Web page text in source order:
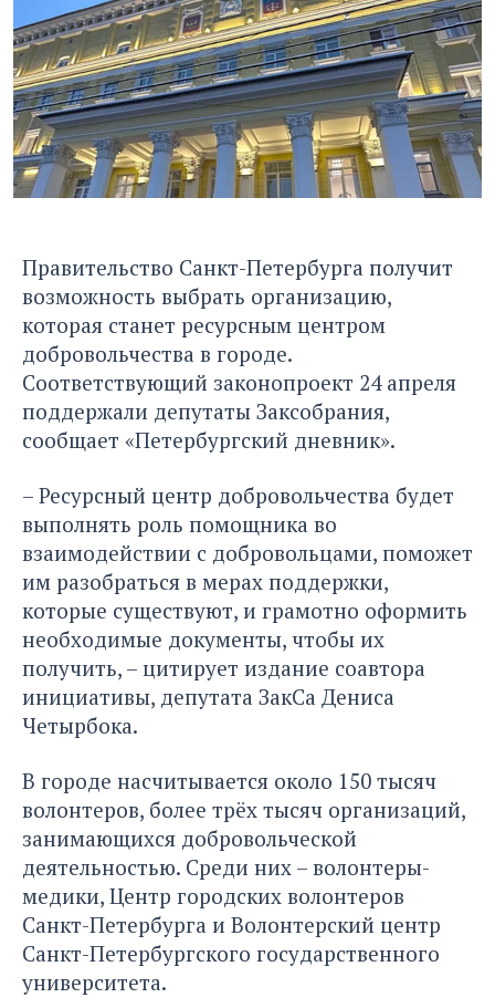
Правительство Санкт-Петербурга получит
возможность выбрать организацию,
которая станет ресурсным центром
добровольчества в городе.
Соответствующий законопроект 24 апреля
поддержали депутаты Заксобрания,
сообщает «Петербургский дневник».
– Ресурсный центр добровольчества будет
выполнять роль помощника во
взаимодействии с добровольцами, поможет
им разобраться в мерах поддержки,
которые существуют, и грамотно оформить
необходимые документы, чтобы их
получить, – цитирует издание соавтора
инициативы, депутата ЗакСа Дениса
Четырбока.
В городе насчитывается около 150 тысяч
волонтеров, более трёх тысяч организаций,
занимающихся добровольческой
деятельностью. Среди них – волонтеры-
медики, Центр городских волонтеров
Санкт-Петербурга и Волонтерский центр
Санкт-Петербургского государственного
университета.